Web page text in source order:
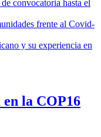
convocatoria hasta el
frente al Covid-
y su experiencia en
la COP16